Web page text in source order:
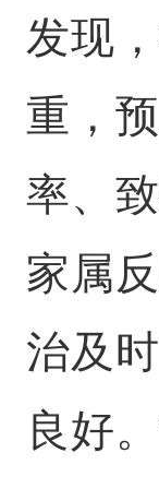
发现
重，
率、
家属
治及
良好